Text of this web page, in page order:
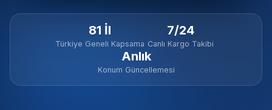
81 İl
Türkiye Geneli Kapsama
7/24
Canlı Kargo Takibi
Anlık
Konum Güncellemesi